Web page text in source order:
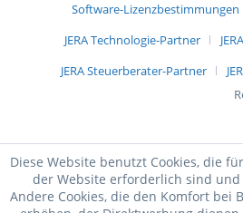
Software-Lizenzbestimmungen
JERA Technologie-Partner
JERA Steuerberater-Partner
Diese Website benutzt Cookies, die
der Website erforderlich sind
Andere Cookies, die den Komfort bei